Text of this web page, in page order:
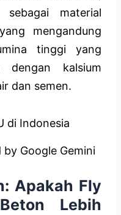
material
mengandung
tinggi yang
dengan kalsium
dan semen.
by Google Gemini
Apakah Fly
Lebih